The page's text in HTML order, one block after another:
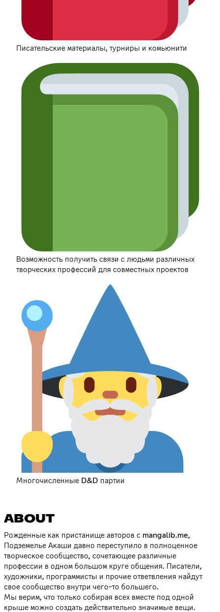
Писательские материалы, турниры и комьюнити
Возможность получить связи с людьми различных
творческих профессий для совместных проектов
Многочисленные D&D партии
ABOUT
Рожденные как пристанище авторов с mangalib.me,
Подземелье Акаши давно переступило в полноценное
творческое сообщество, сочетающее различные
профессии в одном большом круге общения. Писатели,
художники, программисты и прочие ответвления найдут
свое сообщество внутри чего-то большего.
Мы верим, что только собирая всех вместе под одной
крыше можно создать действительно значимые вещи.